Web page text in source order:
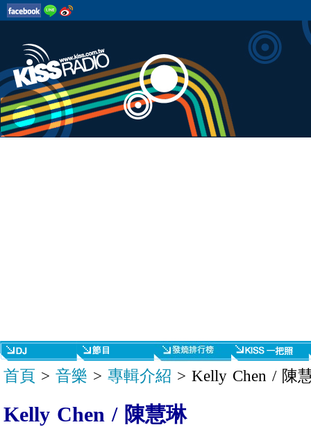
首頁 > 音樂 > 專輯介紹 > Kelly Chen / 陳
Kelly Chen / 陳慧琳